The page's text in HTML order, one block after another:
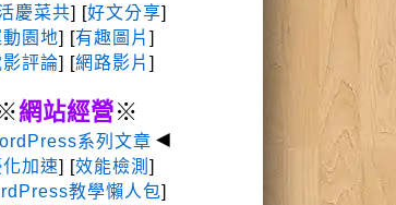
慶菜共] [好文分享]
園地] [有趣圖片 ]
評論] [網路影片 ]
網站經營※
系列文章 ◄
加速] [效能檢測 ]
教學懶人包]